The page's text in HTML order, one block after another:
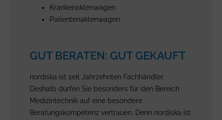
Krankenaktenwagen
Patientenaktenwagen
GUT BERATEN: GUT GEKAUFT
nordiska ist seit Jahrzehnten Fachhändler.
Deshalb dürfen Sie besonders für den Bereich
Medizintechnik auf eine besondere
Beratungskompetenz vertrauen. Denn nordiska ist